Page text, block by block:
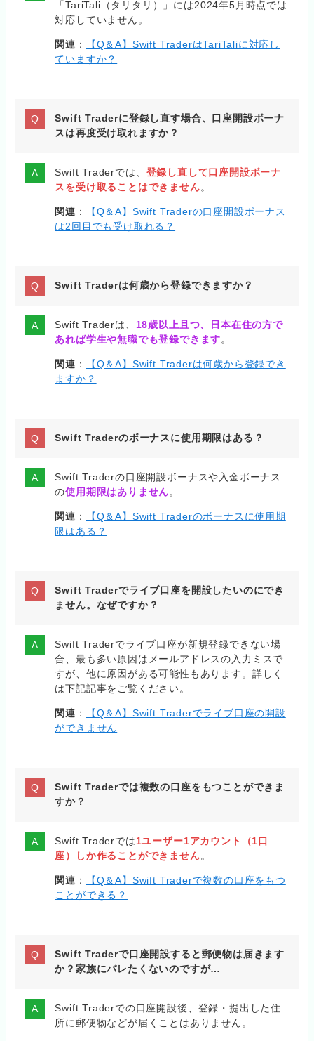
「TariTali（タリタリ）」には2024年5月時点では
対応していません。
関連 ：
【Q＆A】Swift TraderはTariTaliに対応し
ていますか？
Swift Traderに登録し直す場合、口座開設ボーナ
スは再度受け取れますか？
Swift Traderでは、 登録し直して口座開設ボーナ
スを受け取ることはできません。
関連 ：
【Q＆A】Swift Traderの口座開設ボーナス
は2回目でも受け取れる？
Swift Traderは何歳から登録できますか？
Swift Traderは、 18歳以上且つ、日本在住の方で
あれば学生や無職でも登録できます。
関連 ：
【Q＆A】Swift Traderは何歳から登録でき
ますか？
Swift Traderのボーナスに使用期限はある？
Swift Traderの口座開設ボーナスや入金ボーナス
の使用期限はありません。
関連 ：
【Q＆A】Swift Traderのボーナスに使用期
限はある？
Swift Traderでライブ口座を開設したいのにでき
ません。なぜですか？
Swift Traderでライブ口座が新規登録できない場
合、最も多い原因はメールアドレスの入力ミスで
すが、他に原因がある可能性もあります。詳しく
は下記記事をご覧ください。
関連 ：
【Q＆A】Swift Traderでライブ口座の開設
ができません
Swift Traderでは複数の口座をもつことができま
すか？
Swift Traderでは1ユーザー1アカウント（1口
座）しか作ることができません。
関連 ：
【Q＆A】Swift Traderで複数の口座をもつ
ことができる？
Swift Traderで口座開設すると郵便物は届きます
か？家族にバレたくないのですが…
Swift Traderでの口座開設後、登録・提出した住
所に郵便物などが届くことはありません。